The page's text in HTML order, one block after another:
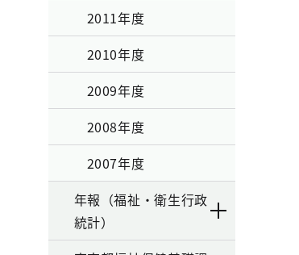
2011年度
2010年度
2009年度
2008年度
2007年度
年報（福祉・衛生行政
統計）